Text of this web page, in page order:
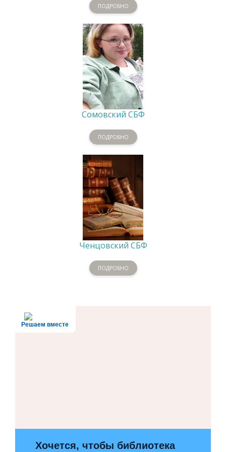
ПОДРОБНО
Сомовский СБФ
ПОДРОБНО
Ченцовский СБФ
ПОДРОБНО
Решаем вместе
Хочется, чтобы библиотека